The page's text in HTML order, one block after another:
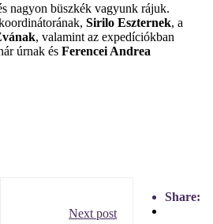
nagyon büszkék vagyunk rájuk.
Sirilo Eszternek, a
, valamint az expedíciókban
úrnak és Ferencei Andrea
Share:
Next post